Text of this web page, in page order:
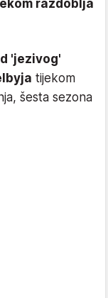
razdoblja
'jezivog'
tijekom
šesta sezona